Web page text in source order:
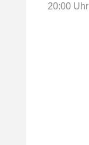
20:00 Uhr